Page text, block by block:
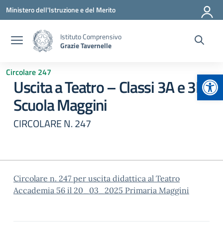
Vai ai contenuti
Vai al menu di navigazione
Vai al footer
Ministero dell'Istruzione e del Merito
Istituto Comprensivo
Grazie Tavernelle
Circolare 247
Uscita a Teatro – Classi 3A e 3B
Scuola Maggini
CIRCOLARE N. 247
Circolare n. 247 per uscita didattica al Teatro
Accademia 56 il 20_03_2025 Primaria Maggini